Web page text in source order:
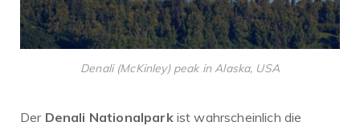
Denali (McKinley) peak in Alaska, USA
Der Denali Nationalparkist wahrscheinlich die